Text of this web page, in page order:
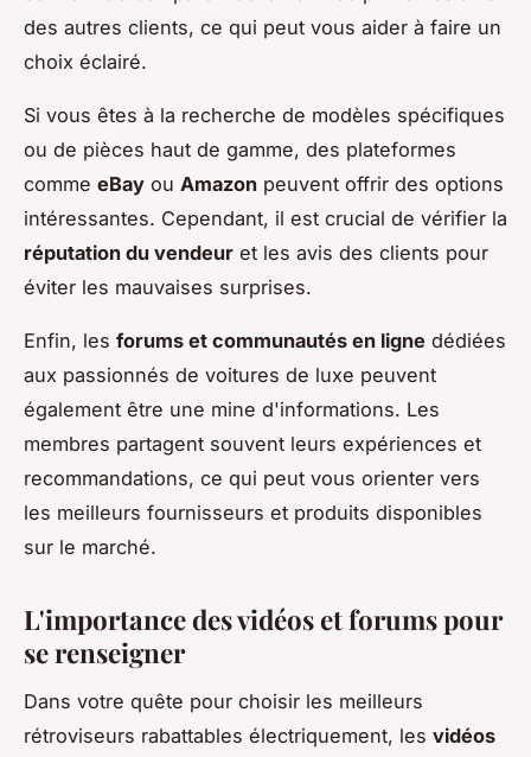
des autres clients, ce qui peut vous aider à faire un
choix éclairé.
Si vous êtes à la recherche de modèles spécifiques
ou de pièces haut de gamme, des plateformes
comme eBay ou Amazon peuvent offrir des options
intéressantes. Cependant, il est crucial de vérifier la
réputation du vendeur et les avis des clients pour
éviter les mauvaises surprises.
Enfin, les forums et communautés en ligne dédiées
aux passionnés de voitures de luxe peuvent
également être une mine d'informations. Les
membres partagent souvent leurs expériences et
recommandations, ce qui peut vous orienter vers
les meilleurs fournisseurs et produits disponibles
sur le marché.
L'importance des vidéos et forums pour
se renseigner
Dans votre quête pour choisir les meilleurs
rétroviseurs rabattables électriquement, les vidéos